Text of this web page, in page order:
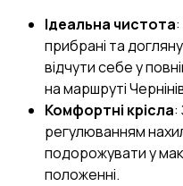
Ідеальна чистота
прибрані та
відчути себе у
на маршруті
Комфортні крісла:
регулюванням
подорожувати у
положенні.